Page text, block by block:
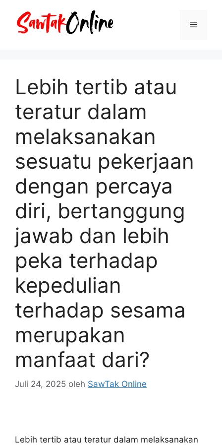
Menu
Lebih tertib atau
teratur dalam
melaksanakan
sesuatu pekerjaan
dengan percaya
diri, bertanggung
jawab dan lebih
peka terhadap
kepedulian
terhadap sesama
merupakan
manfaat dari?
Juli 24, 2025 oleh SawTak Online
Lebih tertib atau teratur dalam melaksanakan